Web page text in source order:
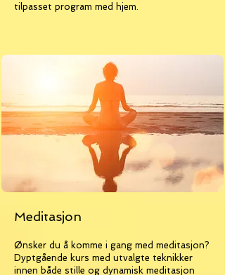
tilpasset program med hjem.
Meditasjon
Ønsker du å komme i gang med meditasjon?
Dyptgående kurs med utvalgte teknikker
innen både stille og dynamisk meditasjon